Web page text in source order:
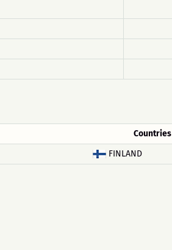
Countries
FINLAND